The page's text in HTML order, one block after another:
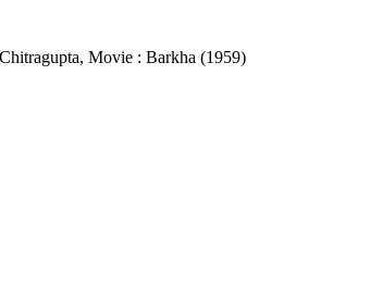
Movie : Barkha (1959)